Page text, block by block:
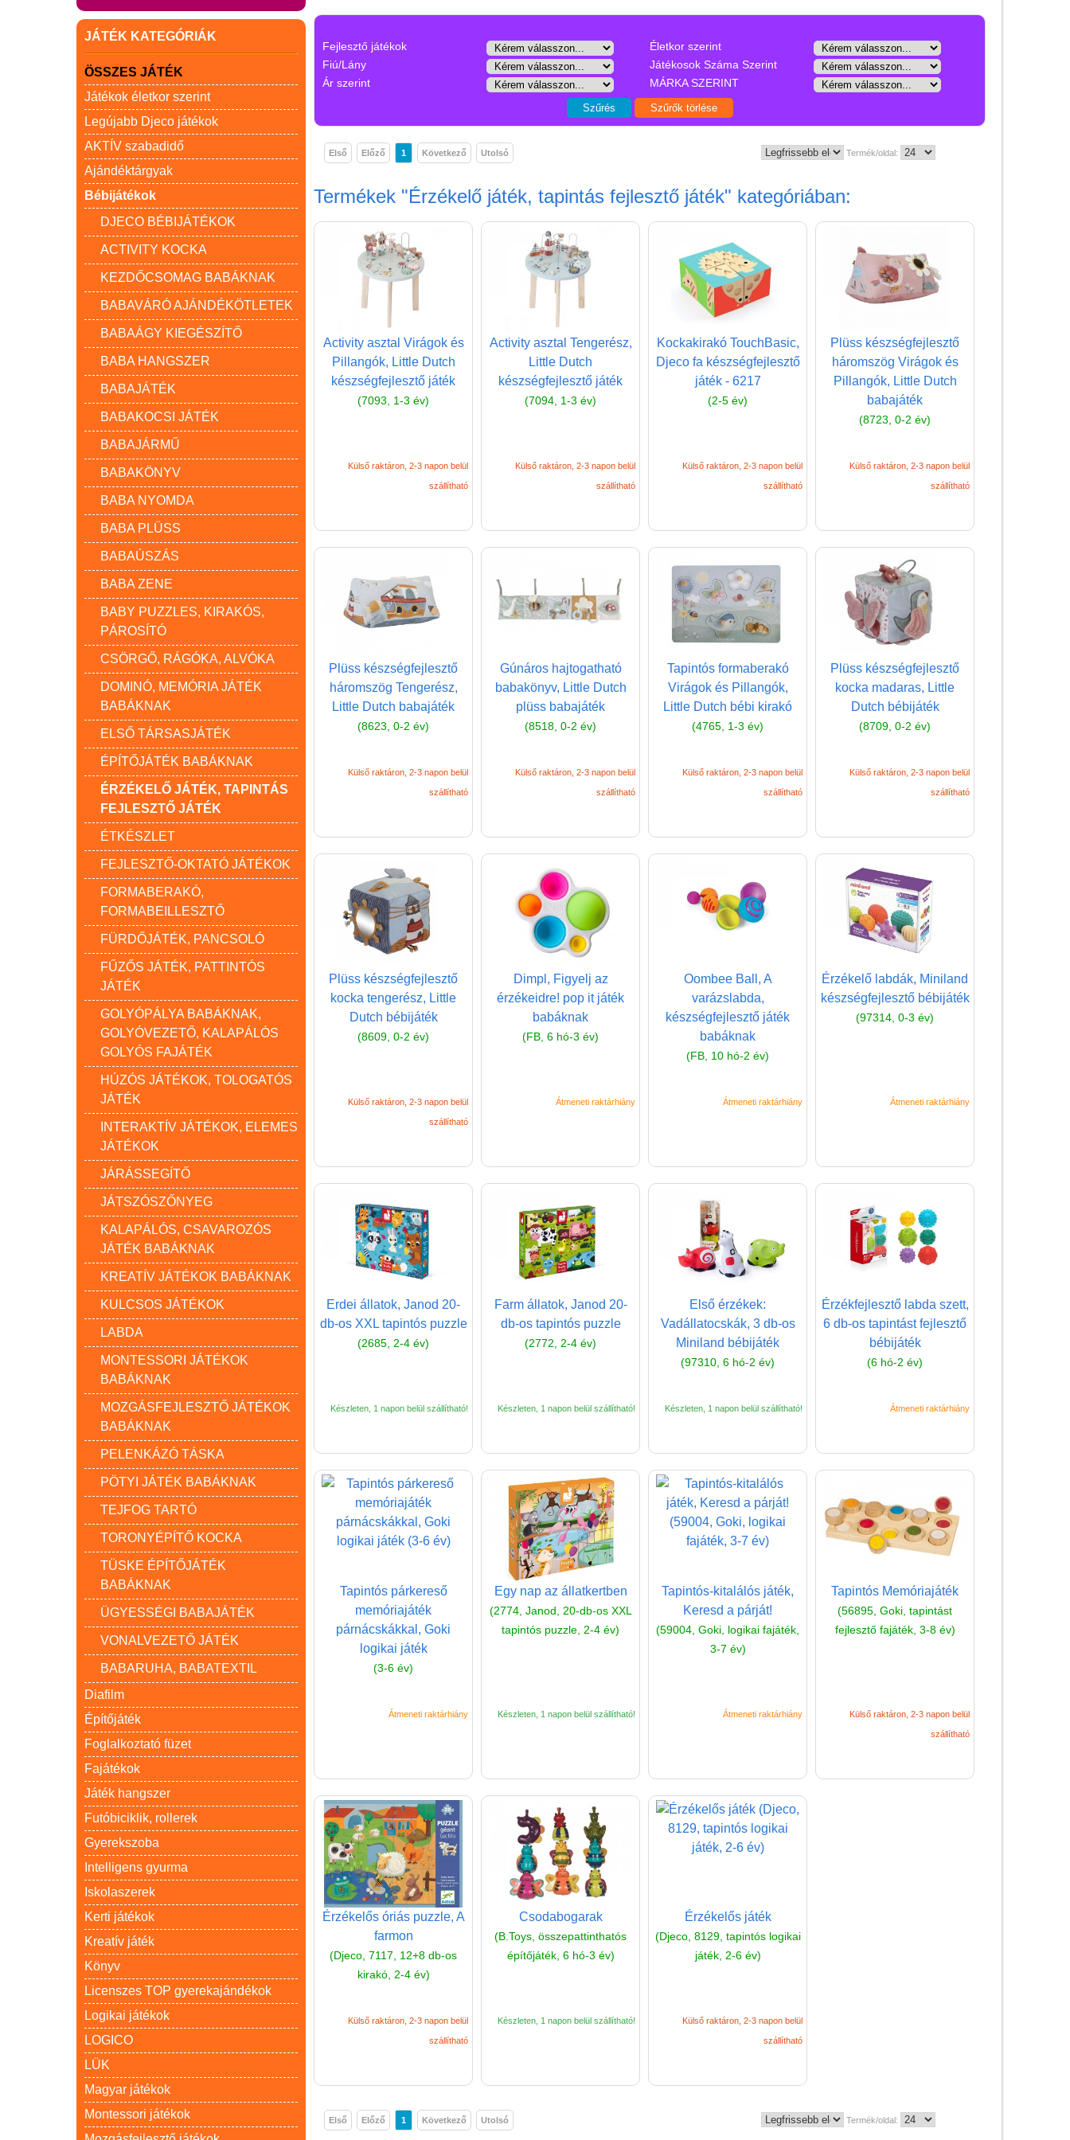
JÁTÉK KATEGÓRIÁK
ÖSSZES JÁTÉK
Játékok életkor szerint
Legújabb Djeco játékok
AKTÍV szabadidő
Ajándéktárgyak
Bébijátékok
DJECO BÉBIJÁTÉKOK
ACTIVITY KOCKA
KEZDŐCSOMAG BABÁKNAK
BABAVÁRÓ AJÁNDÉKÖTLETEK
BABAÁGY KIEGÉSZÍTŐ
BABA HANGSZER
BABAJÁTÉK
BABAKOCSI JÁTÉK
BABAJÁRMŰ
BABAKÖNYV
BABA NYOMDA
BABA PLÜSS
BABAÚSZÁS
BABA ZENE
BABY PUZZLES, KIRAKÓS,
PÁROSÍTÓ
CSÖRGŐ, RÁGÓKA, ALVÓKA
DOMINÓ, MEMÓRIA JÁTÉK
BABÁKNAK
ELSŐ TÁRSASJÁTÉK
ÉPÍTŐJÁTÉK BABÁKNAK
ÉRZÉKELŐ JÁTÉK, TAPINTÁS
FEJLESZTŐ JÁTÉK
ÉTKÉSZLET
FEJLESZTŐ-OKTATÓ JÁTÉKOK
FORMABERAKÓ,
FORMABEILLESZTŐ
FÜRDŐJÁTÉK, PANCSOLÓ
FŰZŐS JÁTÉK, PATTINTÓS
JÁTÉK
GOLYÓPÁLYA BABÁKNAK,
GOLYÓVEZETŐ, KALAPÁLÓS
GOLYÓS FAJÁTÉK
HÚZÓS JÁTÉKOK, TOLOGATÓS
JÁTÉK
INTERAKTÍV JÁTÉKOK, ELEMES
JÁTÉKOK
JÁRÁSSEGÍTŐ
JÁTSZÓSZŐNYEG
KALAPÁLÓS, CSAVAROZÓS
JÁTÉK BABÁKNAK
KREATÍV JÁTÉKOK BABÁKNAK
KULCSOS JÁTÉKOK
LABDA
MONTESSORI JÁTÉKOK
BABÁKNAK
MOZGÁSFEJLESZTŐ JÁTÉKOK
BABÁKNAK
PELENKÁZÓ TÁSKA
PÖTYI JÁTÉK BABÁKNAK
TEJFOG TARTÓ
TORONYÉPÍTŐ KOCKA
TÜSKE ÉPÍTŐJÁTÉK
BABÁKNAK
ÜGYESSÉGI BABAJÁTÉK
VONALVEZETŐ JÁTÉK
BABARUHA, BABATEXTIL
Diafilm
Építőjáték
Foglalkoztató füzet
Fajátékok
Játék hangszer
Futóbiciklik, rollerek
Gyerekszoba
Intelligens gyurma
Iskolaszerek
Kerti játékok
Kreatív játék
Könyv
Licenszes TOP gyerekajándékok
Logikai játékok
LOGICO
LÜK
Magyar játékok
Montessori játékok
Fejlesztő játékok
Életkor szerint
Fiú/Lány
Játékosok Száma Szerint
Ár szerint
MÁRKA SZERINT
Első Előző 1 Következő Utolsó Termék/oldal:
Termékek "Érzékelő játék, tapintás fejlesztő játék" kategóriában:
Activity asztal Virágok és
Pillangók, Little Dutch
készségfejlesztő játék
(7093, 1-3 év)
Külső raktáron, 2-3 napon belül
szállítható
Activity asztal Tengerész,
Little Dutch
készségfejlesztő játék
(7094, 1-3 év)
Külső raktáron, 2-3 napon belül
szállítható
Kockakirakó TouchBasic,
Djeco fa készségfejlesztő
játék - 6217
(2-5 év)
Külső raktáron, 2-3 napon belül
szállítható
Plüss készségfejlesztő
háromszög Virágok és
Pillangók, Little Dutch
babajáték
(8723, 0-2 év)
Külső raktáron, 2-3 napon belül
szállítható
Plüss készségfejlesztő
háromszög Tengerész,
Little Dutch babajáték
(8623, 0-2 év)
Külső raktáron, 2-3 napon belül
szállítható
Gúnáros hajtogatható
babakönyv, Little Dutch
plüss babajáték
(8518, 0-2 év)
Külső raktáron, 2-3 napon belül
szállítható
Tapintós formaberakó
Virágok és Pillangók,
Little Dutch bébi kirakó
(4765, 1-3 év)
Külső raktáron, 2-3 napon belül
szállítható
Plüss készségfejlesztő
kocka madaras, Little
Dutch bébijáték
(8709, 0-2 év)
Külső raktáron, 2-3 napon belül
szállítható
Plüss készségfejlesztő
kocka tengerész, Little
Dutch bébijáték
(8609, 0-2 év)
Külső raktáron, 2-3 napon belül
szállítható
Dimpl, Figyelj az
érzékeidre! pop it játék
babáknak
(FB, 6 hó-3 év)
Átmeneti raktárhiány
Oombee Ball, A
varázslabda,
készségfejlesztő játék
babáknak
(FB, 10 hó-2 év)
Átmeneti raktárhiány
Érzékelő labdák, Miniland
készségfejlesztő bébijáték
(97314, 0-3 év)
Átmeneti raktárhiány
Erdei állatok, Janod 20-
db-os XXL tapintós puzzle
(2685, 2-4 év)
Készleten, 1 napon belül szállítható!
Farm állatok, Janod 20-
db-os tapintós puzzle
(2772, 2-4 év)
Készleten, 1 napon belül szállítható!
Első érzékek:
Vadállatocskák, 3 db-os
Miniland bébijáték
(97310, 6 hó-2 év)
Készleten, 1 napon belül szállítható!
Érzékfejlesztő labda szett,
6 db-os tapintást fejlesztő
bébijáték
(6 hó-2 év)
Átmeneti raktárhiány
Tapintós párkereső
memóriajáték
párnácskákkal, Goki
logikai játék
(3-6 év)
Átmeneti raktárhiány
Egy nap az állatkertben
(2774, Janod, 20-db-os XXL
tapintós puzzle, 2-4 év)
Készleten, 1 napon belül szállítható!
Tapintós-kitalálós játék,
Keresd a párját!
(59004, Goki, logikai fajáték,
3-7 év)
Átmeneti raktárhiány
Tapintós Memóriajáték
(56895, Goki, tapintást
fejlesztő fajáték, 3-8 év)
Külső raktáron, 2-3 napon belül
szállítható
Érzékelős óriás puzzle, A
farmon
(Djeco, 7117, 12+8 db-os
kirakó, 2-4 év)
Külső raktáron, 2-3 napon belül
szállítható
Csodabogarak
(B.Toys, összepattinthatós
építőjáték, 6 hó-3 év)
Készleten, 1 napon belül szállítható!
Érzékelős játék
(Djeco, 8129, tapintós logikai
játék, 2-6 év)
Külső raktáron, 2-3 napon belül
szállítható
Első Előző 1 Következő Utolsó Termék/oldal:
Babajáték
Babakocsi játék
Babakönyv
Babaúszás
Baba zene
Baby puzzles, kirakós,
párosító
Dominó, memória játék
babáknak
Első társasjáték
Érzékelő játék, tapintás
fejlesztő játék
Fejlesztő-oktató játékok
Formaberakó,
formabeillesztő
Fürdőjáték, pancsoló
Fűzős játék, pattintós
Golyópálya babáknak,
golyóvezető, kalapálós
golyós fajáték
játék
Interaktív játékok, elemes
Kalapálós, csavarozós
játék babáknak
Kreatív játékok babáknak
Kulcsos játékok
Labda
babáknak
Tejfog tartó
Toronyépítő kocka
Tüske építőjáték
babáknak
Vonalvezető játék
Babaruha, babatextil
Diafilm
Fajátékok
Játék hangszer
Futóbiciklik, rollerek
Gyerekszoba
Iskolaszerek
Kerti játékok
gyerekajándékok
LOGICO
Strandjátékok